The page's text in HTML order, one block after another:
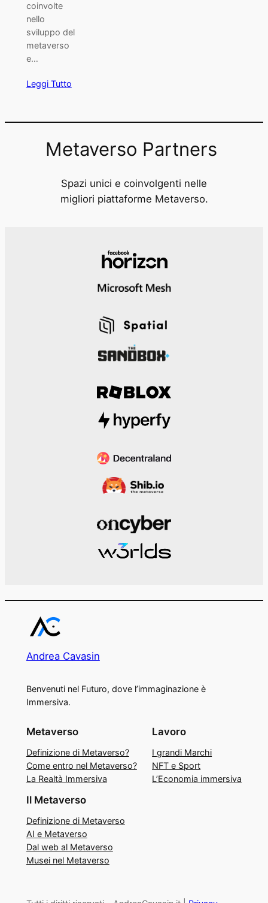
coinvolte
nello
sviluppo del
metaverso
e…
Leggi Tutto
Metaverso Partners
Spazi unici e coinvolgenti nelle
migliori piattaforme Metaverso.
Andrea Cavasin
Benvenuti nel Futuro, dove l’immaginazione è
Immersiva.
Metaverso
Definizione di Metaverso?
Come entro nel Metaverso?
La Realtà Immersiva
Lavoro
I grandi Marchi
NFT e Sport
L’Economia immersiva
Il Metaverso
Definizione di Metaverso
AI e Metaverso
Dal web al Metaverso
Musei nel Metaverso